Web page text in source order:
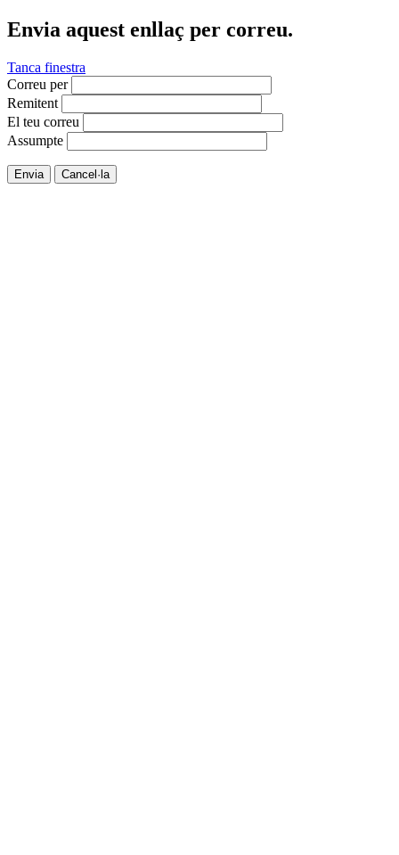
Envia aquest enllaç per correu.
Tanca finestra
Correu per
Remitent
El teu correu
Assumpte
Envia Cancel·la